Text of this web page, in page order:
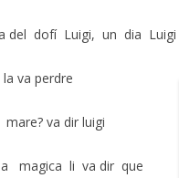
del dofí Luigi, un dia Luigi
va perdre
va dir luigi
magica li va dir que